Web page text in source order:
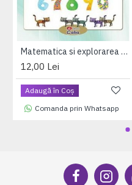
Matematica si explorarea mediului – fise de lucru pentru clasa I
12,00 Lei
Adaugă în Coş
Comanda prin Whatsapp